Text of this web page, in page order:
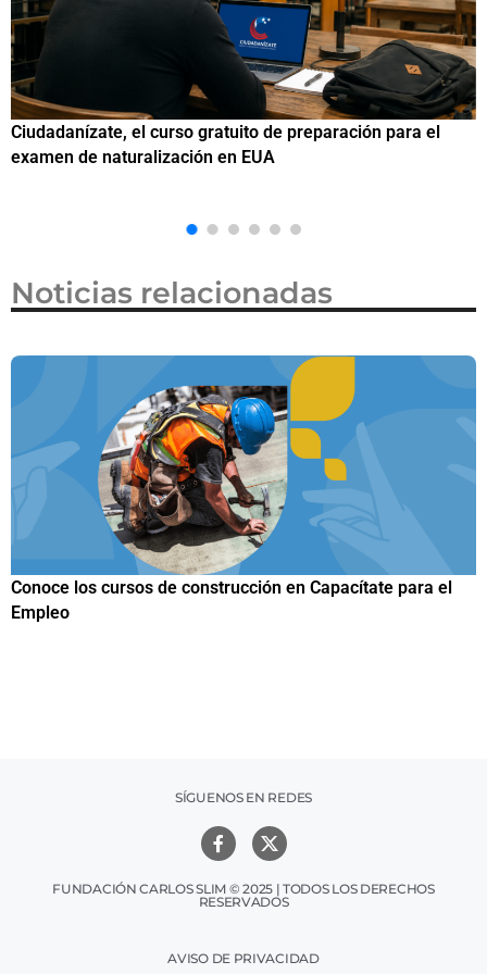
Si eres residente ingresa a Ciudadanízate, el curso gratuito
de preparación para el examen de naturalización en EUA
Noticias relacionadas
Papuchis y el Sueño Michoacano como alternativa
productiva
SÍGUENOS EN REDES
FUNDACIÓN CARLOS SLIM © 2025 | TODOS LOS DERECHOS
RESERVADOS
AVISO DE PRIVACIDAD